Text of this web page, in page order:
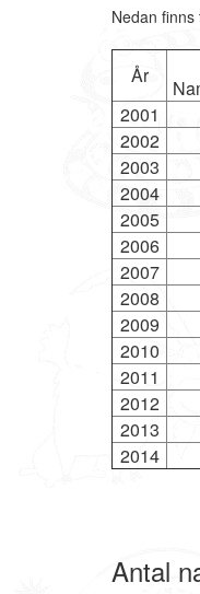
Nedan
År
2001
2002
2003
2004
2005
2006
2007
2008
2009
2010
2011
2012
2013
2014
Antal